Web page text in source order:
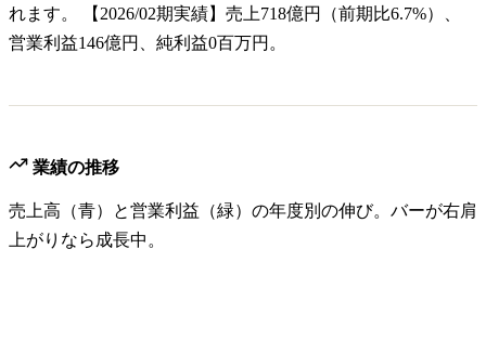
れます。 【2026/02期実績】売上718億円（前期比6.7%）、
営業利益146億円、純利益0百万円。
業績の推移
売上高（青）と営業利益（緑）の年度別の伸び。バーが右肩
上がりなら成長中。